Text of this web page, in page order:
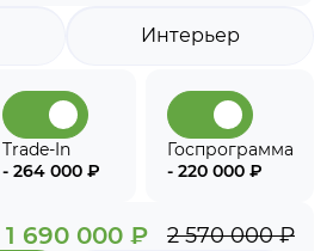
Интерьер
Trade-In
- 264 000 ₽
Госпрограмма
- 220 000 ₽
1 690 000 ₽ 2 570 000 ₽